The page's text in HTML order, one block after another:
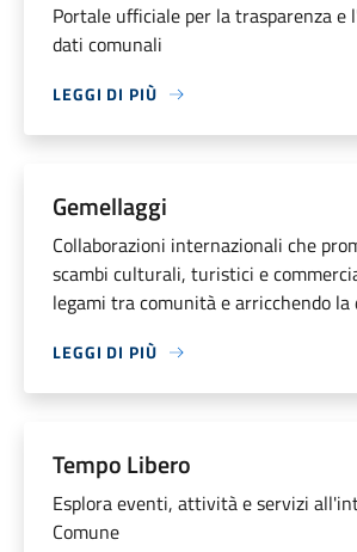
Portale ufficiale per la trasparenza e
dati comunali
LEGGI DI PIÙ
Gemellaggi
Collaborazioni internazionali che
scambi culturali, turistici e
legami tra comunità e arricchendo la
LEGGI DI PIÙ
Tempo Libero
Esplora eventi, attività e servizi
Comune